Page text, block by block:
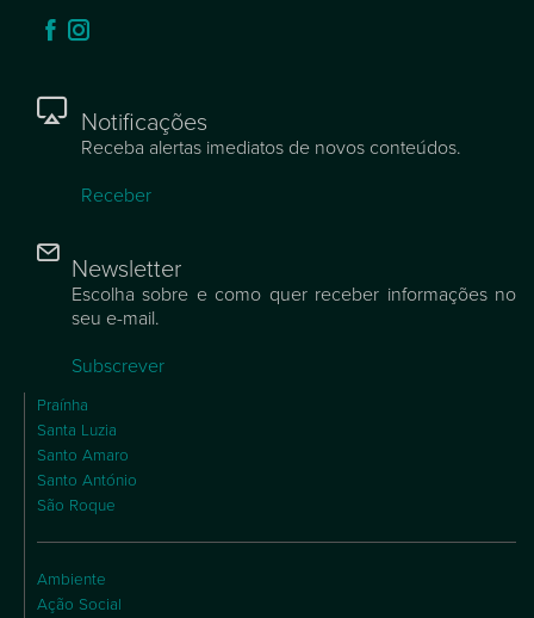
Notificações
Receba alertas imediatos de novos conteúdos.
Receber
Newsletter
Escolha sobre e como quer receber informações no
seu e-mail.
Subscrever
Praínha
Santa Luzia
Santo Amaro
Santo António
São Roque
Ambiente
Ação Social